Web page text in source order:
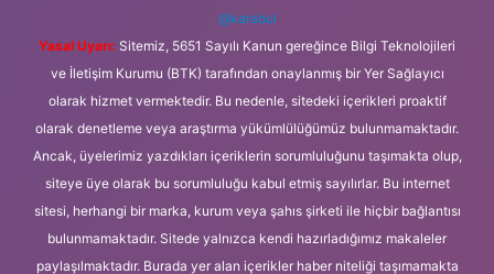
@karabul
Yasal Uyarı: Sitemiz, 5651 Sayılı Kanun gereğince Bilgi Teknolojileri
ve İletişim Kurumu (BTK) tarafından onaylanmış bir Yer Sağlayıcı
olarak hizmet vermektedir. Bu nedenle, sitedeki içerikleri proaktif
olarak denetleme veya araştırma yükümlülüğümüz bulunmamaktadır.
Ancak, üyelerimiz yazdıkları içeriklerin sorumluluğunu taşımakta olup,
siteye üye olarak bu sorumluluğu kabul etmiş sayılırlar. Bu internet
sitesi, herhangi bir marka, kurum veya şahıs şirketi ile hiçbir bağlantısı
bulunmamaktadır. Sitede yalnızca kendi hazırladığımız makaleler
paylaşılmaktadır. Burada yer alan içerikler haber niteliği taşımamakta